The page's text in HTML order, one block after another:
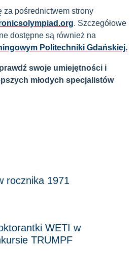
za pośrednictwem strony
. Szczegółowe
dostępne są również na
Politechniki Gdańskiej.
swoje umiejętności i
młodych specjalistów
rocznika 1971
WETI w
TRUMPF